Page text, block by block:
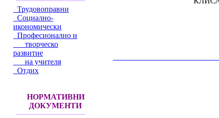
Трудовоправни
Социално-
икономически
Професионално и
творческо
развитие
на учителя
Отдих
НОРМАТИВНИ
ДОКУМЕНТИ